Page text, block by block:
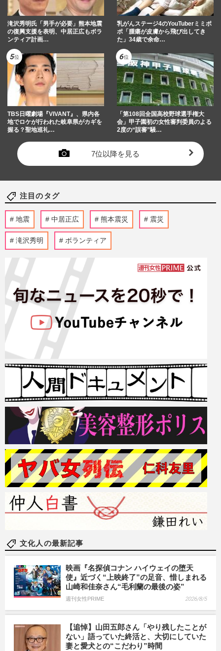
滝沢秀明氏「男手が必要」熊本地震
の復興支援を表明、中居正広もボラ
ンティア計画…
乳がんステージ4のYouTuberミミポ
ポ「腫瘍が皮膚から飛び出してき
た」34歳で余命…
TBS日曜劇場『VIVANT』、県内各
地でロケが行われた岐阜県がカギを
握る？聖地巡礼…
「第108回全国高校野球選手権大
会」甲子園初の女性審判委員のよる
2度の“誤審”騒…
7位以降を見る
注目のタグ
地震 中居正広 熊本震災 震災
滝沢秀明 ボランティア
文化人の最新記事
映画『名探偵コナン ハイウェイの堕天
使』近づく“上映終了”の足音、惜しまれる
山崎和佳奈さん“毛利蘭の最後の姿”
週刊女性PRIME 2026/8/5
【追悼】山田五郎さん「やり残したことが
ない」語っていた終活と、大切にしていた
妻と愛犬との“こだわり”時間